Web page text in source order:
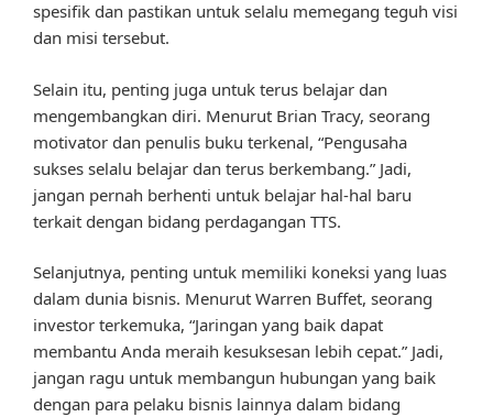
spesifik dan pastikan untuk selalu memegang teguh visi
dan misi tersebut.
Selain itu, penting juga untuk terus belajar dan
mengembangkan diri. Menurut Brian Tracy, seorang
motivator dan penulis buku terkenal, “Pengusaha
sukses selalu belajar dan terus berkembang.” Jadi,
jangan pernah berhenti untuk belajar hal-hal baru
terkait dengan bidang perdagangan TTS.
Selanjutnya, penting untuk memiliki koneksi yang luas
dalam dunia bisnis. Menurut Warren Buffet, seorang
investor terkemuka, “Jaringan yang baik dapat
membantu Anda meraih kesuksesan lebih cepat.” Jadi,
jangan ragu untuk membangun hubungan yang baik
dengan para pelaku bisnis lainnya dalam bidang